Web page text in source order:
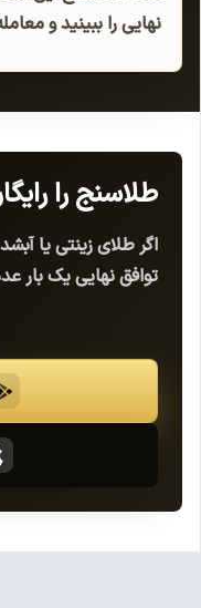
نهایی را ببینید و
طلاسنج را
اگر طلای زینتی یا
توافق نهایی یک بار